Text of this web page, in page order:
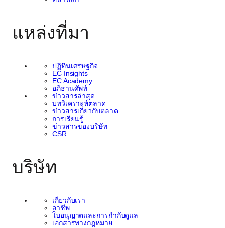
แหล่งที่มา
ปฏิทินเศรษฐกิจ
EC Insights
EC Academy
อภิธานศัพท์
ข่าวสารล่าสุด
บทวิเคราะห์ตลาด
ข่าวสารเกี่ยวกับตลาด
การเรียนรู้
ข่าวสารของบริษัท
CSR
บริษัท
เกี่ยวกับเรา
อาชีพ
ใบอนุญาตและการกำกับดูแล
เอกสารทางกฎหมาย